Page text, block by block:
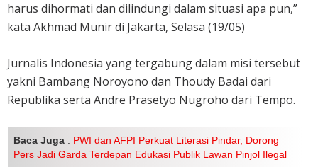
harus dihormati dan dilindungi dalam situasi apa pun,”
kata Akhmad Munir di Jakarta, Selasa (19/05)
Jurnalis Indonesia yang tergabung dalam misi tersebut
yakni Bambang Noroyono dan Thoudy Badai dari
Republika serta Andre Prasetyo Nugroho dari Tempo.
Baca Juga : PWI dan AFPI Perkuat Literasi Pindar, Dorong
Pers Jadi Garda Terdepan Edukasi Publik Lawan Pinjol Ilegal